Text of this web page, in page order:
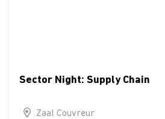
Sector Night: Supply Chain
Zaal Couvreur